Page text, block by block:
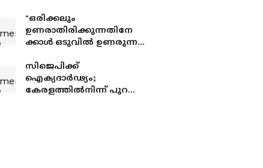
കാലാവസ്ഥാ വകുപ്പിന്റെ
മുന്നറിയിപ്പ്, രണ്ട് ദിവസം
വ്യാപക മഴ
"ഒരിക്കലും
ഉണരാതിരിക്കുന്നതിനേ
ക്കാൾ ഒടുവിൽ ഉണരുന്നത്
പരിഹസിച്ച് എം. സ്വരാജ് ,
പ്രാധാൻ്റെ രാജി
സമരവിജയത്തിന്റെ
സിജെപിക്ക്
ഐക്യദാർഢ്യം;
കേരളത്തിൽനിന്ന് പുറപ്പെട്ട